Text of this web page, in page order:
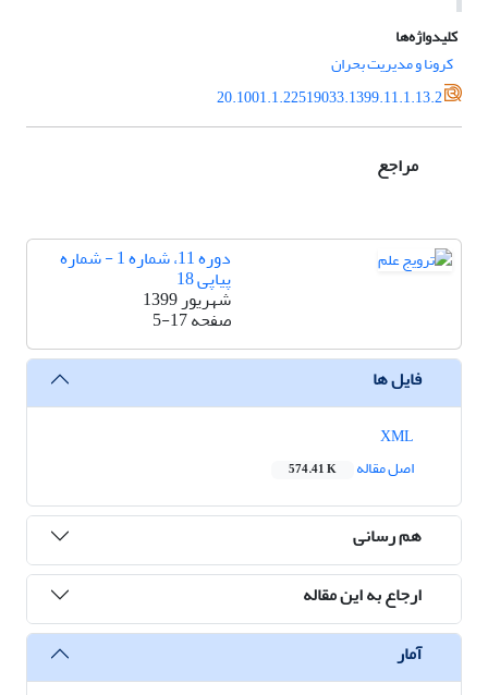
کلیدواژه‌ها
کرونا و مدیریت بحران
20.1001.1.22519033.1399.11.1.13.2
مراجع
دوره 11، شماره 1 - شماره
پیاپی 18
شهریور 1399
صفحه5-17
فایل ها
اصل مقاله
574.41 K
هم رسانی
ارجاع به این مقاله
آمار